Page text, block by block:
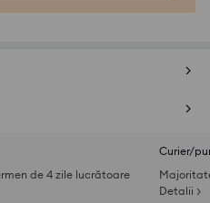
de 4 zile lucrătoare
Curier/
Detalii >